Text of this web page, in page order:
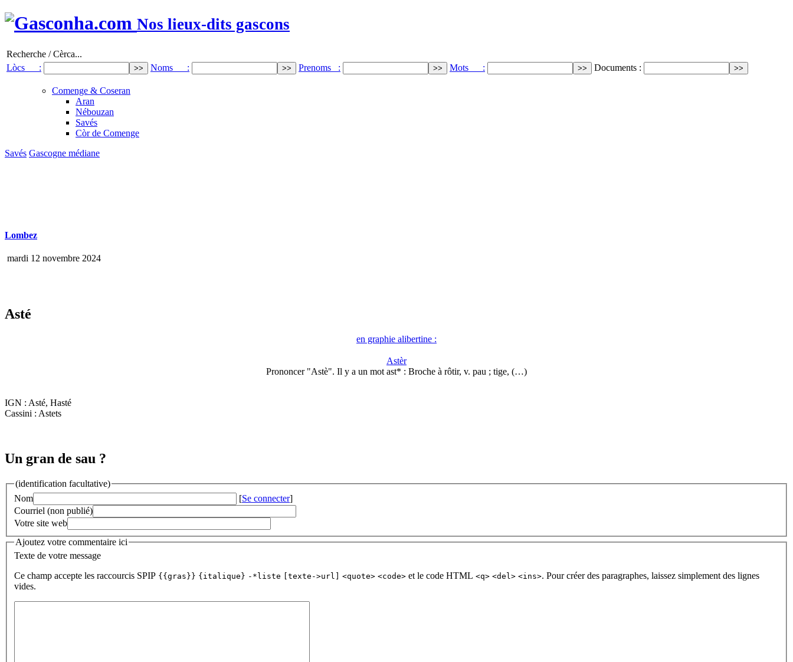
Nos lieux-dits gascons
Recherche / Cèrca...
Lòcs :
Noms : Prenoms : Mots : Documents :
Comenge & Coseran
Aran
Nébouzan
Savés
Còr de Comenge
Savés Gascogne médiane
Lombez
mardi 12 novembre 2024
Asté
en graphie alibertine :
Astèr
Prononcer "Astè". Il y a un mot ast* : Broche à rôtir, v. pau ; tige, (…)
IGN : Asté, Hasté
Cassini : Astets
Un gran de sau ?
(identification facultative)
Nom
[Se connecter]
Courriel (non publié)
Votre site web
Ajoutez votre commentaire ici
Texte de votre message
Ce champ accepte les raccourcis SPIP {{gras}} {italique} -*liste [texte->url] <quote> <code> et le code HTML <q> <del> <ins>. Pour créer des paragraphes, laissez simplement des lignes
vides.